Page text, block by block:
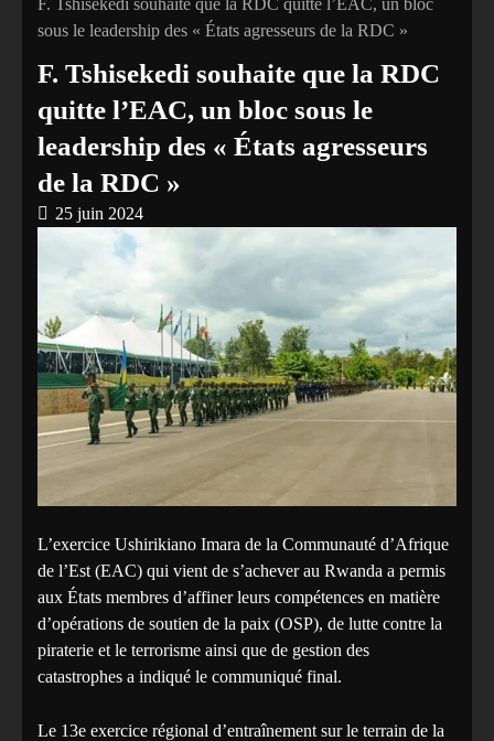
F. Tshisekedi souhaite que la RDC quitte l’EAC, un bloc
sous le leadership des « États agresseurs de la RDC »
F. Tshisekedi souhaite que la RDC
quitte l’EAC, un bloc sous le
leadership des « États agresseurs
de la RDC »
25 juin 2024
L’exercice Ushirikiano Imara de la Communauté d’Afrique
de l’Est (EAC) qui vient de s’achever au Rwanda a permis
aux États membres d’affiner leurs compétences en matière
d’opérations de soutien de la paix (OSP), de lutte contre la
piraterie et le terrorisme ainsi que de gestion des
catastrophes a indiqué le communiqué final.
Le 13e exercice régional d’entraînement sur le terrain de la